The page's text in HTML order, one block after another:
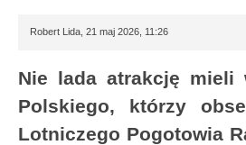
Robert Lida, 21 maj 2026, 11:26
Nie lada atrakcję mieli
Polskiego, którzy
Lotniczego Pogotowia